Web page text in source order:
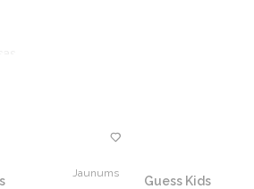
Jaunums
Guess Kids